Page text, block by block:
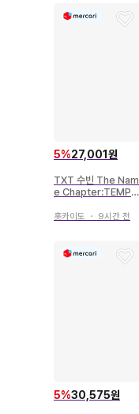
5%27,001원
TXT 수빈 The Nam
e Chapter:TEMPT
트레이딩 카드
홋카이도 ・ 9시간 전
5%30,575원